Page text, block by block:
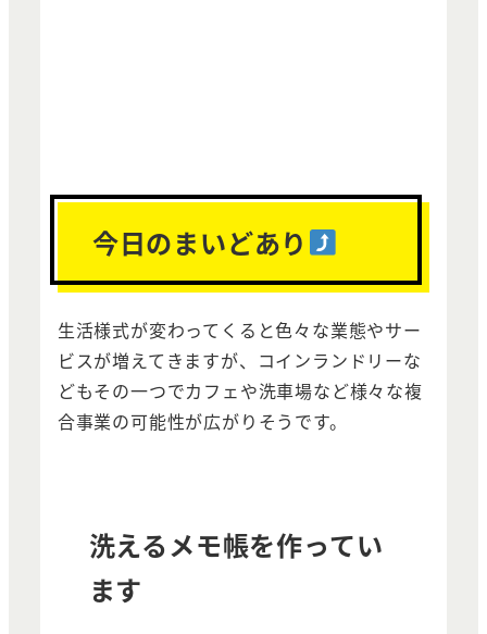
今日のまいどあり
生活様式が変わってくると色々な業態やサー
ビスが増えてきますが、コインランドリーな
どもその一つでカフェや洗車場など様々な複
合事業の可能性が広がりそうです。
洗えるメモ帳を作ってい
ます